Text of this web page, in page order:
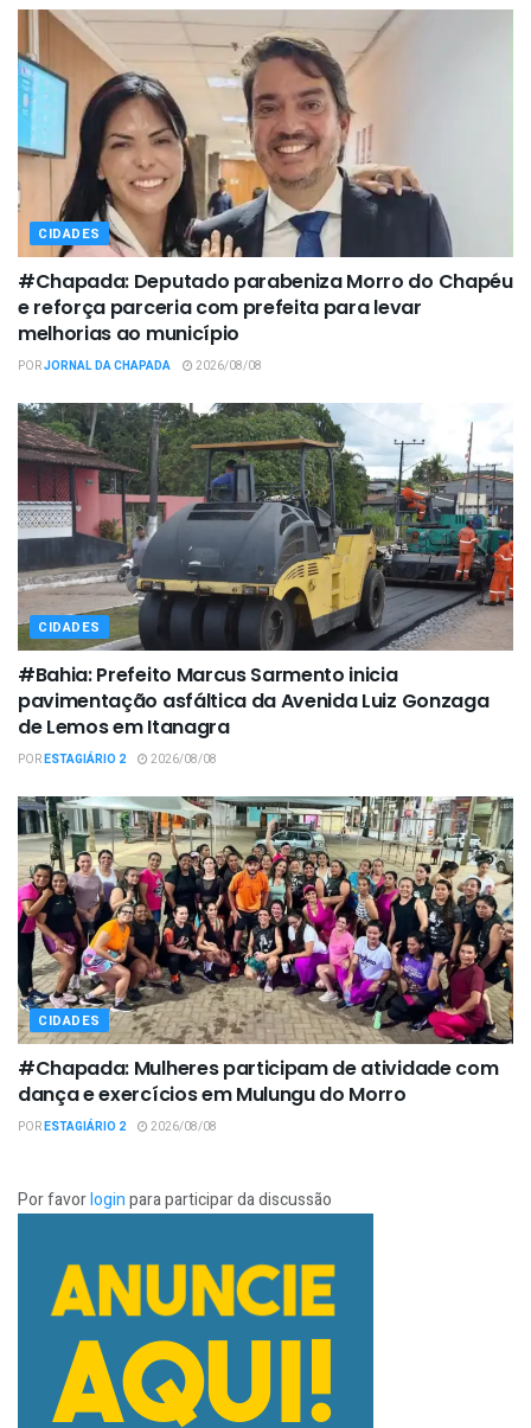
CIDADES
#Chapada: Deputado parabeniza Morro do Chapéu
e reforça parceria com prefeita para levar
melhorias ao município
PORJORNAL DA CHAPADA 2026/08/08
CIDADES
#Bahia: Prefeito Marcus Sarmento inicia
pavimentação asfáltica da Avenida Luiz Gonzaga
de Lemos em Itanagra
PORESTAGIÁRIO 2 2026/08/08
CIDADES
#Chapada: Mulheres participam de atividade com
dança e exercícios em Mulungu do Morro
PORESTAGIÁRIO 2 2026/08/08
Por favorloginpara participar da discussão